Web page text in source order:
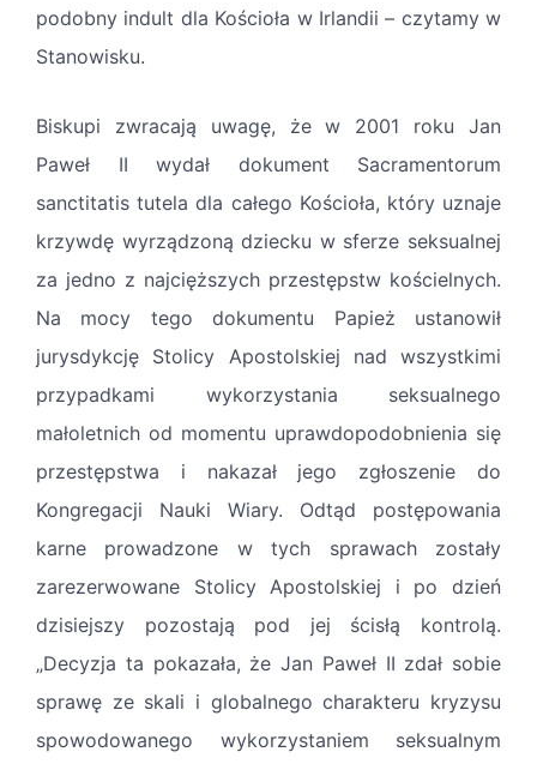
podobny indult dla Kościoła w Irlandii – czytamy w
Stanowisku.
Biskupi zwracają uwagę, że w 2001 roku Jan
Paweł II wydał dokument Sacramentorum
sanctitatis tutela dla całego Kościoła, który uznaje
krzywdę wyrządzoną dziecku w sferze seksualnej
za jedno z najcięższych przestępstw kościelnych.
Na mocy tego dokumentu Papież ustanowił
jurysdykcję Stolicy Apostolskiej nad wszystkimi
przypadkami wykorzystania seksualnego
małoletnich od momentu uprawdopodobnienia się
przestępstwa i nakazał jego zgłoszenie do
Kongregacji Nauki Wiary. Odtąd postępowania
karne prowadzone w tych sprawach zostały
zarezerwowane Stolicy Apostolskiej i po dzień
dzisiejszy pozostają pod jej ścisłą kontrolą.
„Decyzja ta pokazała, że Jan Paweł II zdał sobie
sprawę ze skali i globalnego charakteru kryzysu
spowodowanego wykorzystaniem seksualnym